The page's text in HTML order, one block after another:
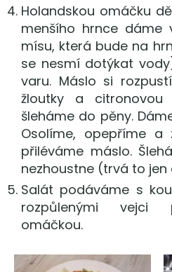
Holandskou omáčku
menšího hrnce
mísu, která bude na
se nesmí dotýkat
varu. Máslo si
žloutky a
šleháme do pěny.
Osolíme, opepříme
přiléváme máslo.
nezhoustne (trvá to jen
Salát podáváme s
rozpůlenými vejci
omáčkou.